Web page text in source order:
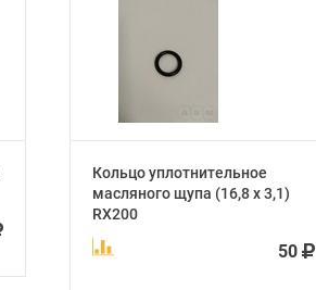
Кольцо уплотнительное
масляного щупа (16,8 х 3,1)
RX200
50